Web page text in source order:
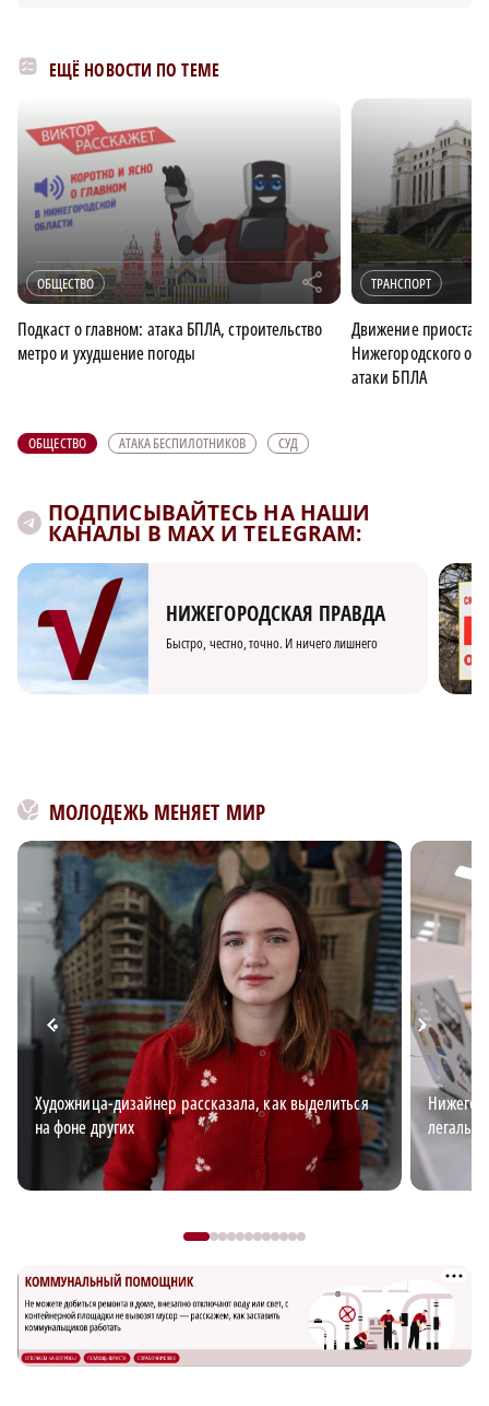
ЕЩЁ НОВОСТИ ПО ТЕМЕ
ОБЩЕСТВО r
Подкаст о главном: атака БПЛА, строительство
метро и ухудшение погоды
ТРАНСПОРТ
Движение
Нижегородского
атаки БПЛА
ОБЩЕСТВО АТАКА БЕСПИЛОТНИКОВ СУД
ПОДПИСЫВАЙТЕСЬ НА НАШИ
КАНАЛЫ В MAX И TELEGRAM:
НИЖЕГОРОДСКАЯ ПРАВДА
Быстро, честно, точно. И ничего лишнего
МОЛОДЕЖЬ МЕНЯЕТ МИР
Художница-дизайнер рассказала, как выделиться
на фоне других